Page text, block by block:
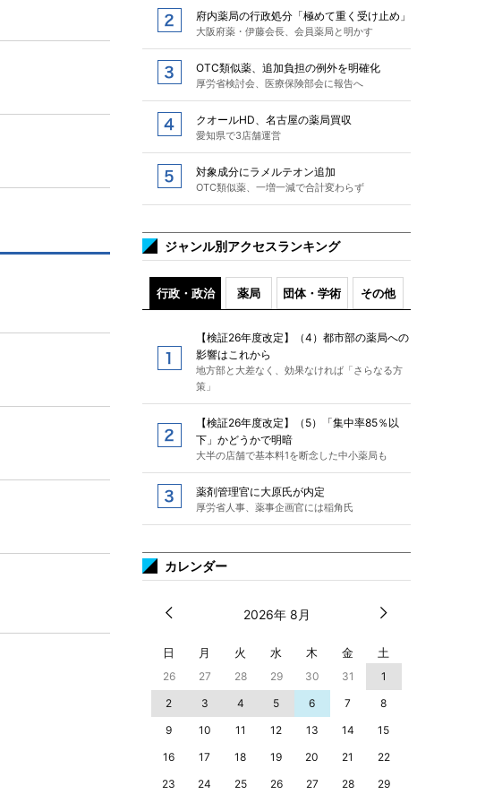
府内薬局の行政処分「極めて重く受け止め」
大阪府薬・伊藤会長、会員薬局と明かす
OTC類似薬、追加負担の例外を明確化
厚労省検討会、医療保険部会に報告へ
クオールHD、名古屋の薬局買収
愛知県で3店舗運営
対象成分にラメルテオン追加
OTC類似薬、一増一減で合計変わらず
ジャンル別アクセスランキング
行政・政治 薬局 団体・学術 その他
【検証26年度改定】（4）都市部の薬局への
影響はこれから
地方部と大差なく、効果なければ「さらなる方
策」
【検証26年度改定】（5）「集中率85％以
下」かどうかで明暗
大半の店舗で基本料1を断念した中小薬局も
薬剤管理官に大原氏が内定
厚労省人事、薬事企画官には稲角氏
カレンダー
2026年 8月
日 月 火 水 木 金 土
26 27 28 29 30 31
1
2
3 4 5 6 7
8
9
10 11 12 13 14
15
16
17 18 19 20 21
22
23
24 25 26 27 28
29